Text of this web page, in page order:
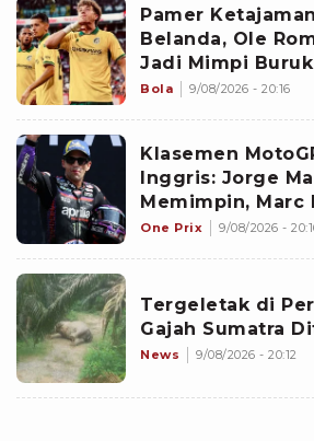
Pamer
Belanda, Ole
Jadi Mimpi
PSV
Bola 9/08/2026 - 20:16
Klasemen
Inggris: Jorge
Memimpin, Marc
Terlempar dari 3
One Prix 9/08/2026 -
Tergeletak di
Gajah Sumatra
News 9/08/2026 - 20:12